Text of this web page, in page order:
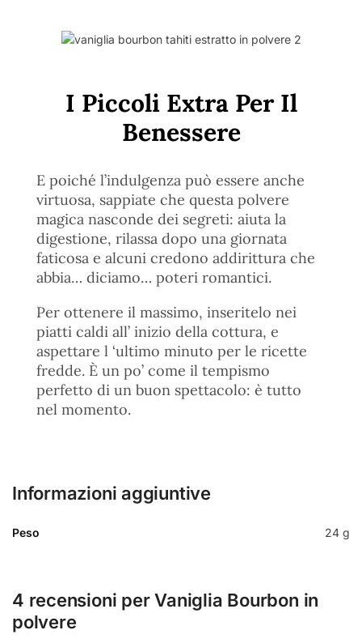
I Piccoli Extra Per Il
Benessere
E poiché l’indulgenza può essere anche
virtuosa, sappiate che questa polvere
magica nasconde dei segreti: aiuta la
digestione, rilassa dopo una giornata
faticosa e alcuni credono addirittura che
abbia… diciamo… poteri romantici.
Per ottenere il massimo, inseritelo nei
piatti caldi all’ inizio della cottura, e
aspettare l ‘ultimo minuto per le ricette
fredde. È un po’ come il tempismo
perfetto di un buon spettacolo: è tutto
nel momento.
Informazioni aggiuntive
Peso 24 g
4 recensioni perVaniglia Bourbon in
polvere